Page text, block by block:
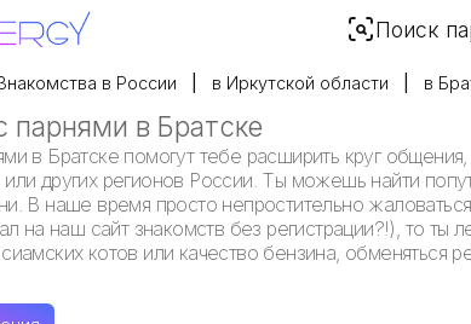
Поиск
в России в Иркутской области в
парнями в Братске
в Братске помогут тебе расширить круг
других регионов России. Ты можешь найти
В наше время просто непростительно
на наш сайт знакомств без регистрации?!), то
котов или качество бензина,